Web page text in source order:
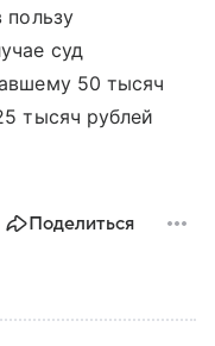
суд
50 тысяч
тысяч рублей
Поделиться